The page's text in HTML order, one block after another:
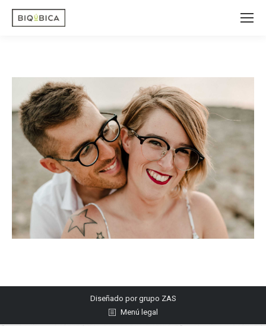
Diseñado porgrupo ZAS
Menú legal